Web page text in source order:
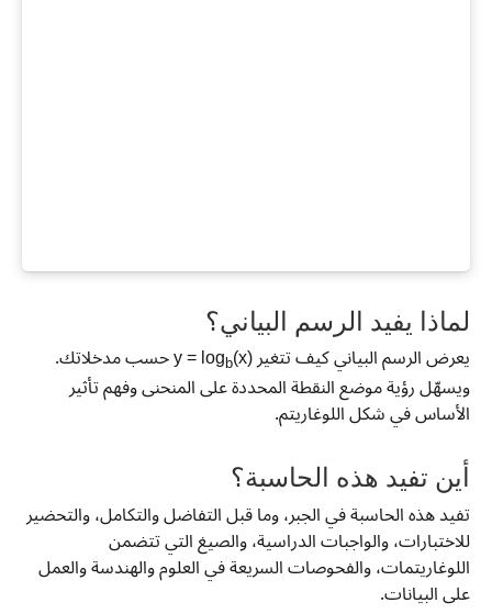
لماذا يفيد الرسم البياني؟
يعرض الرسم البياني كيف تتغير y = log b (x) حسب مدخلاتك.
ويسهّل رؤية موضع النقطة المحددة على المنحنى وفهم تأثير
الأساس في شكل اللوغاريتم.
أين تفيد هذه الحاسبة؟
تفيد هذه الحاسبة في الجبر، وما قبل التفاضل والتكامل، والتحضير
للاختبارات، والواجبات الدراسية، والصيغ التي تتضمن
اللوغاريتمات، والفحوصات السريعة في العلوم والهندسة والعمل
على البيانات.